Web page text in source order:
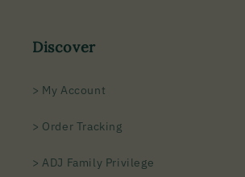
Discover
> My Account
> Order Tracking
> ADJ Family Privilege